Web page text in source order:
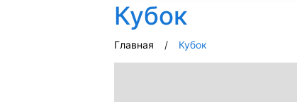
Кубок
Главная Кубок